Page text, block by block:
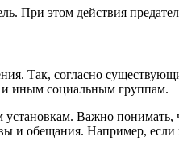
При этом действия
Так, согласно
и иным социальным группам.
Важно понимать,
и обещания. Например,